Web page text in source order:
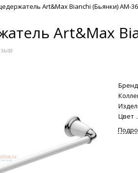
Art&Max Bianchi (Бьянки) AM-
Art&Max
Бренд
Цвет